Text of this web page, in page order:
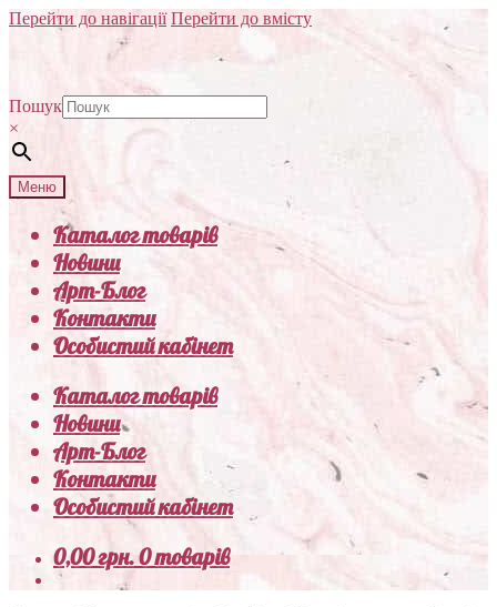
Перейти до навігації Перейти до вмісту
Пошук
×
Меню
Каталог товарів
Новини
Арт-Блог
Контакти
Особистий кабінет
Каталог товарів
Новини
Арт-Блог
Контакти
Особистий кабінет
0,00грн.0 товарів